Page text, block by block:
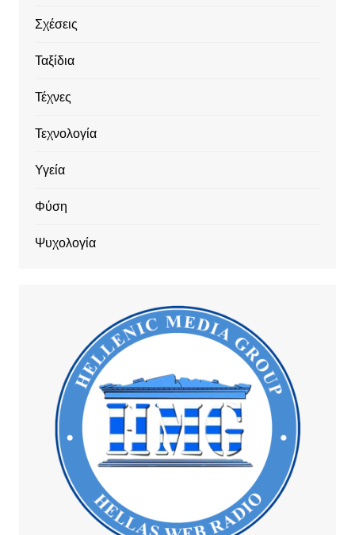
Σχέσεις
Ταξίδια
Τέχνες
Τεχνολογία
Υγεία
Φύση
Ψυχολογία